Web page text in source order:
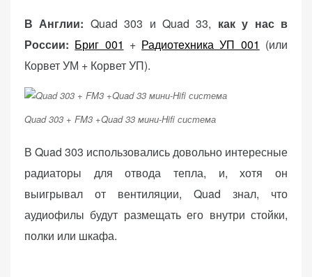
В Англии: Quad 303 и Quad 33, как у нас в
России: Бриг 001 + Радиотехника УП 001 (или
Корвет УМ + Корвет УП).
Quad 303 + FM3 +Quad 33 мини-Hifi система
В Quad 303 использовались довольно интересные
радиаторы для отвода тепла, и, хотя он
выигрывал от вентиляции, Quad знал, что
аудиофилы будут размещать его внутри стойки,
полки или шкафа.